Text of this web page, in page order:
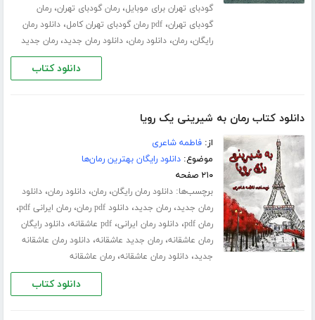
گودبای تهران برای موبایل،رمان گودبای تهران،رمان
گودبای تهران،pdf رمان گودبای تهران کامل ،دانلود رمان
رایگان،رمان،دانلود رمان،دانلود رمان جدید،رمان جدید
دانلود کتاب
دانلود کتاب رمان به شیرینی یک رویا
از:فاطمه شاعری
موضوع:دانلود رایگان بهترین رمان‌ها
۲۱۰ صفحه
برچسب‌ها:دانلود رمان رایگان،رمان،دانلود رمان،دانلود
رمان جدید،رمان جدید،دانلود pdf رمان ،رمان ایرانی pdf ،
رمان pdf ،دانلود رمان ایرانی،pdf عاشقانه ،دانلود رایگان
رمان عاشقانه،رمان جدید عاشقانه،دانلود رمان عاشقانه
جدید،دانلود رمان عاشقانه،رمان عاشقانه
دانلود کتاب